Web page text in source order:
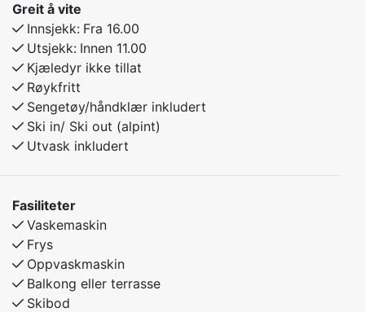
Gode fiskemuligheter i nærområdet
Denne leiligheten passer perfekt for både familier eller
par som ønsker enkel tilgang til alt Myrkdalen har å by
på, enten det er snø eller sol!
Greit å vite
Innsjekk: Fra 16.00
Utsjekk: Innen 11.00
Kjæledyr ikke tillat
Røykfritt
Sengetøy/håndklær inkludert
Ski in/ Ski out (alpint)
Utvask inkludert
Fasiliteter
Vaskemaskin
Frys
Oppvaskmaskin
Balkong eller terrasse
Skibod